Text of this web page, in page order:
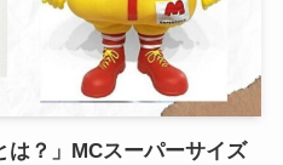
は？」MCスーパーサイズ